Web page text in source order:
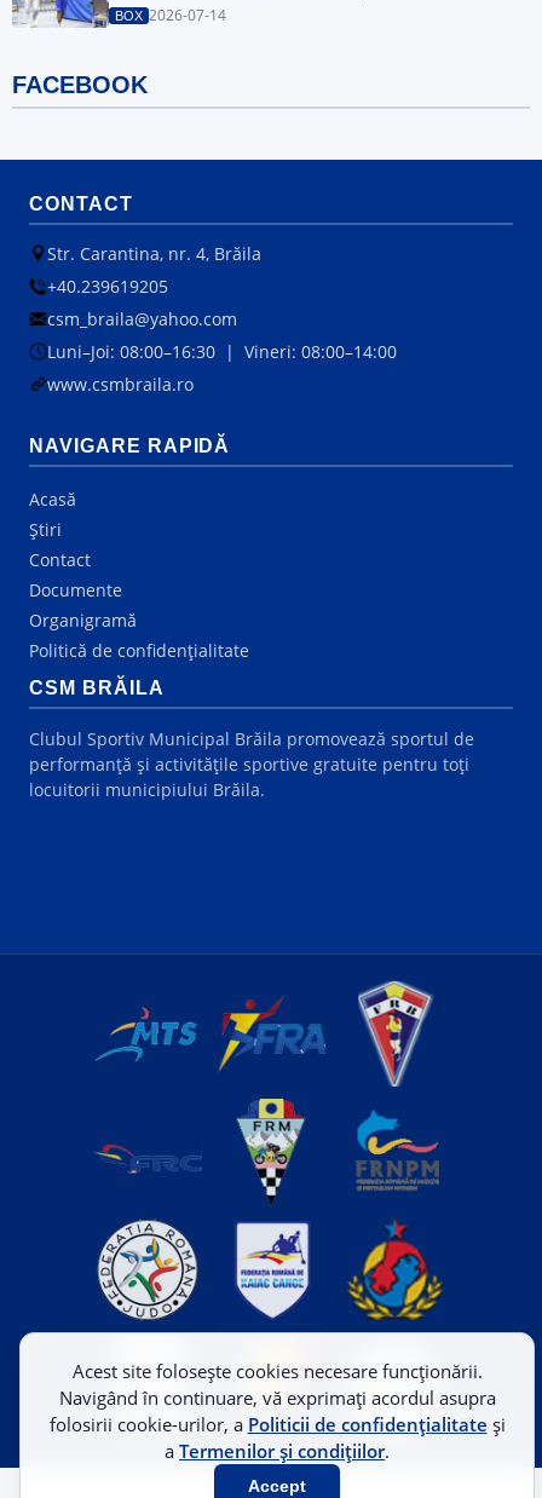
BOX 2026-07-14
FACEBOOK
CONTACT
Str. Carantina, nr. 4, Brăila
+40.239619205
csm_braila@yahoo.com
Luni–Joi: 08:00–16:30 | Vineri: 08:00–14:00
www.csmbraila.ro
NAVIGARE RAPIDĂ
Acasă
Știri
Contact
Documente
Organigramă
Politică de confidențialitate
CSM BRĂILA
Clubul Sportiv Municipal Brăila promovează sportul de
performanță și activitățile sportive gratuite pentru toți
locuitorii municipiului Brăila.
Acest site folosește cookies necesare funcționării.
Navigând în continuare, vă exprimați acordul asupra
folosirii cookie-urilor, a Politicii de confidențialitate și
a Termenilor și condițiilor.
Accept